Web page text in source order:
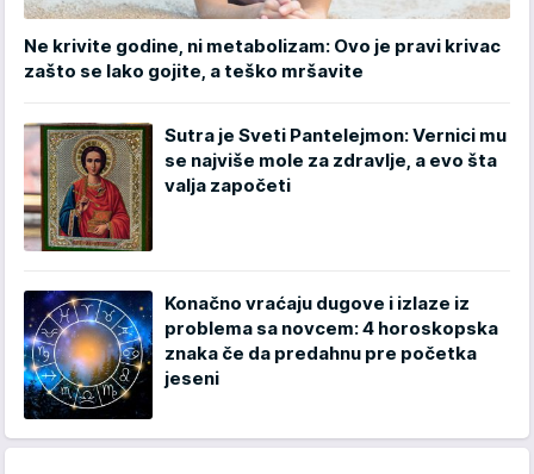
Ne krivite godine, ni metabolizam: Ovo je pravi krivac
zašto se lako gojite, a teško mršavite
Sutra je Sveti Pantelejmon: Vernici mu
se najviše mole za zdravlje, a evo šta
valja započeti
Konačno vraćaju dugove i izlaze iz
problema sa novcem: 4 horoskopska
znaka če da predahnu pre početka
jeseni